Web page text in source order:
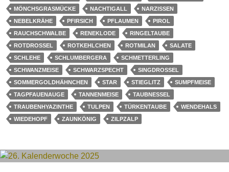
MÖNCHSGRASMÜCKE
NACHTIGALL
NARZISSEN
NEBELKRÄHE
PFIRSICH PFLAUMEN
PIROL
RAUCHSCHWALBE
RENEKLODE
RINGELTAUBE
ROTDROSSEL
ROTKEHLCHEN ROTMILAN
SALATE
SCHLEHE
SCHLUMBERGERA
SCHMETTERLING
SCHWANZMEISE
SCHWARZSPECHT
SINGDROSSEL
SOMMERGOLDHÄHNCHEN
STAR STIEGLITZ
SUMPFMEISE
TAGPFAUENAUGE
TANNENMEISE
TAUBNESSEL
TRAUBENHYAZINTHE
TULPEN TÜRKENTAUBE
WENDEHALS
WIEDEHOPF
ZAUNKÖNIG ZILPZALP